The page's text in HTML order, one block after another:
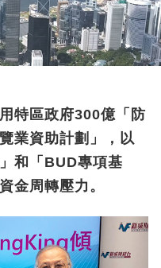
特區政府300億「防
業資助計劃」，以
和「BUD專項基
金周轉壓力。